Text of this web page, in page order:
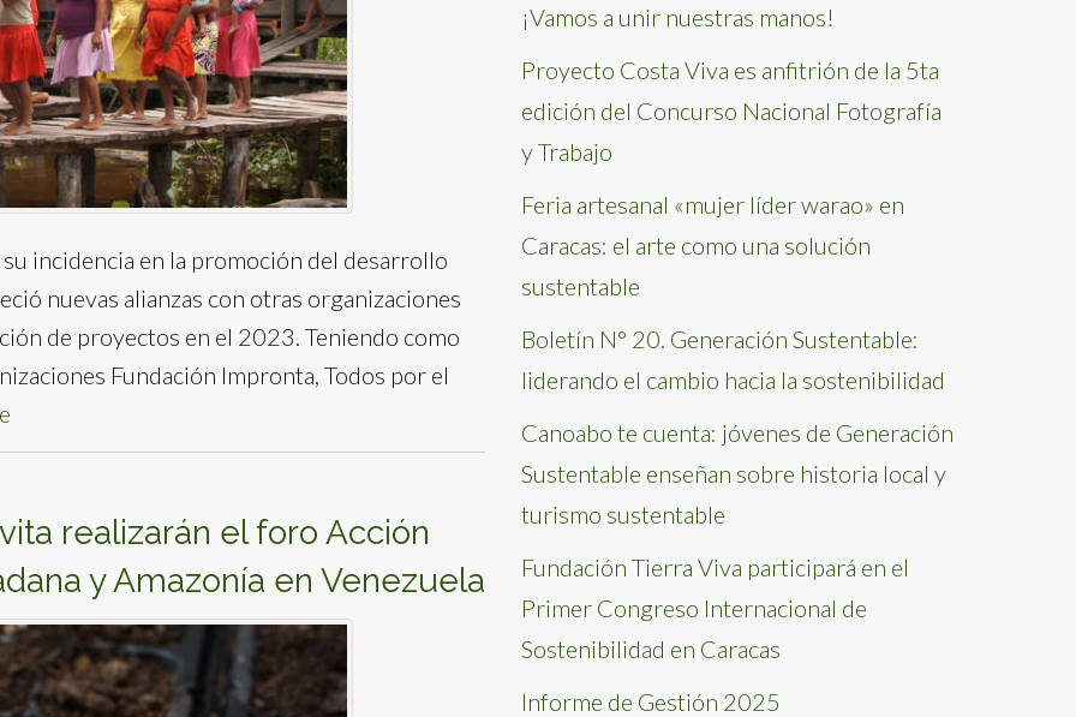
incidencia en la promoción del desarrollo
nuevas alianzas con otras organizaciones
de proyectos en el 2023. Teniendo como
Fundación Impronta, Todos por el
realizarán el foro Acción
y Amazonía en Venezuela
¡Vamos a unir nuestras manos!
Proyecto Costa Viva es anfitrión de la 5ta
edición del Concurso Nacional Fotografía
y Trabajo
Feria artesanal «mujer líder warao» en
Caracas: el arte como una solución
sustentable
Boletín N° 20. Generación Sustentable:
liderando el cambio hacia la sostenibilidad
Canoabo te cuenta: jóvenes de Generación
Sustentable enseñan sobre historia local y
turismo sustentable
Fundación Tierra Viva participará en el
Primer Congreso Internacional de
Sostenibilidad en Caracas
Informe de Gestión 2025